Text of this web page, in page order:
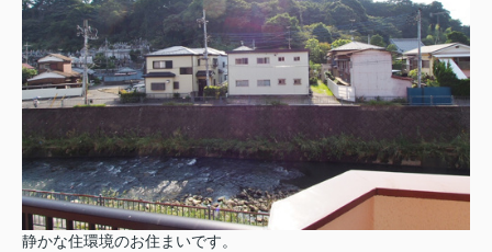
静かな住環境のお住まいです。